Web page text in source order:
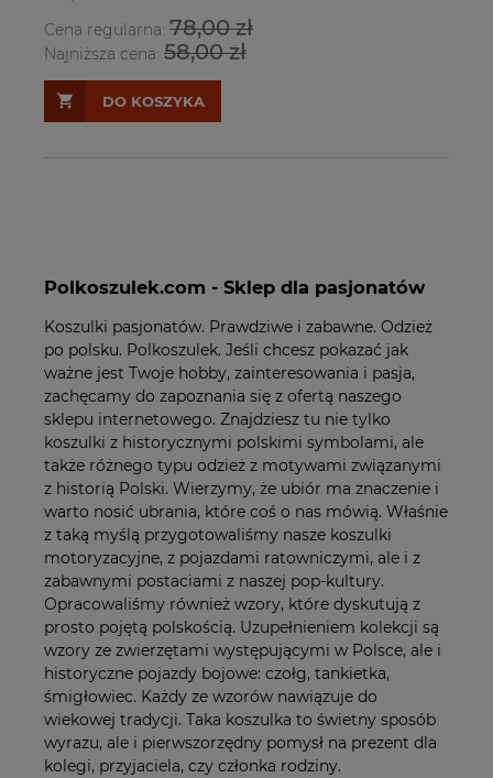
Cena regularna: 78,00 zł
Najniższa cena: 58,00 zł
DO KOSZYKA
Polkoszulek.com - Sklep dla pasjonatów
Koszulki pasjonatów. Prawdziwe i zabawne. Odzież
po polsku. Polkoszulek. Jeśli chcesz pokazać jak
ważne jest Twoje hobby, zainteresowania i pasja,
zachęcamy do zapoznania się z ofertą naszego
sklepu internetowego. Znajdziesz tu nie tylko
koszulki z historycznymi polskimi symbolami, ale
także różnego typu odzież z motywami związanymi
z historią Polski. Wierzymy, że ubiór ma znaczenie i
warto nosić ubrania, które coś o nas mówią. Właśnie
z taką myślą przygotowaliśmy nasze koszulki
motoryzacyjne, z pojazdami ratowniczymi, ale i z
zabawnymi postaciami z naszej pop-kultury.
Opracowaliśmy również wzory, które dyskutują z
prosto pojętą polskością. Uzupełnieniem kolekcji są
wzory ze zwierzętami występującymi w Polsce, ale i
historyczne pojazdy bojowe: czołg, tankietka,
śmigłowiec. Każdy ze wzorów nawiązuje do
wiekowej tradycji. Taka koszulka to świetny sposób
wyrazu, ale i pierwszorzędny pomysł na prezent dla
kolegi, przyjaciela, czy członka rodziny.